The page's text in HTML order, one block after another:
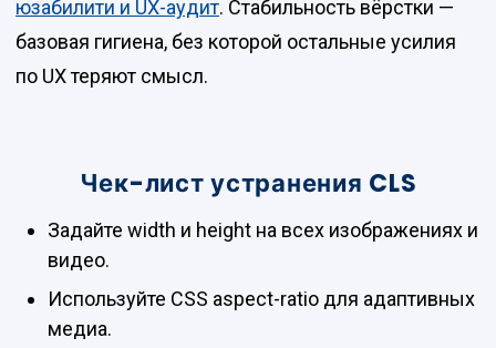
юзабилити и UX-аудит. Стабильность вёрстки —
базовая гигиена, без которой остальные усилия
по UX теряют смысл.
Чек-лист устранения CLS
Задайте width и height на всех изображениях и
видео.
Используйте CSS aspect-ratio для адаптивных
медиа.